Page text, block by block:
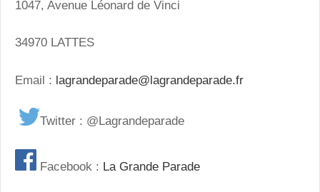
1047, Avenue Léonard de Vinci
34970 LATTES
Email : lagrandeparade@lagrandeparade.fr
Twitter : @Lagrandeparade
Facebook : La Grande Parade